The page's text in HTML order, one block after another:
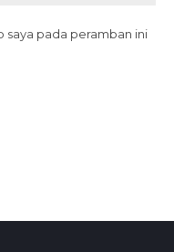
saya pada peramban ini